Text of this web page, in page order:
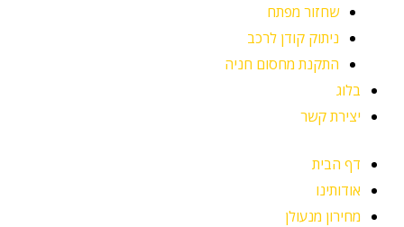
שחזור מפתח
ניתוק קודן לרכב
התקנת מחסום חניה
בלוג
יצירת קשר
דף הבית
אודותינו
מחירון מנעולן